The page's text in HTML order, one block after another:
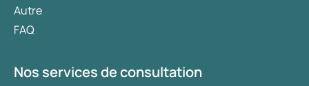
Autre
FAQ
Nos services de consultation